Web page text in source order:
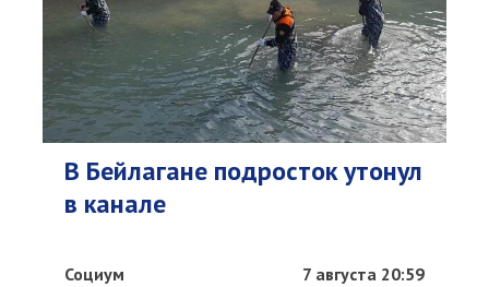
В Бейлагане подросток утонул
в канале
Социум 7 августа 20:59